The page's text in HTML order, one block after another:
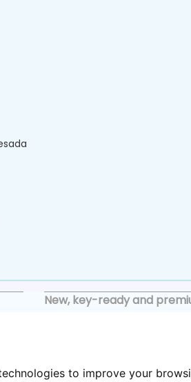
to improve your
New, key-ready and
Premium listings